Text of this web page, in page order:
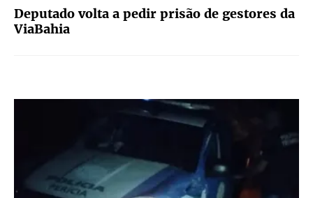
Deputado volta a pedir prisão de gestores da
ViaBahia